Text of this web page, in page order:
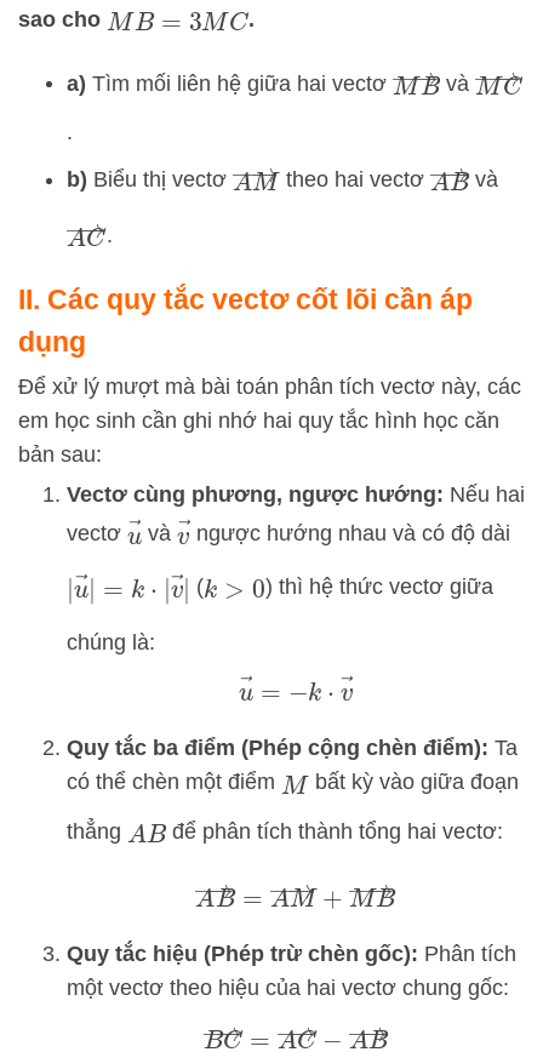
sao cho MB=3MC .
a) Tìm mối liên hệ giữa hai vectơ MB→
và MC→
.
b) Biểu thị vectơ AM→
theo hai vectơ AB→
và
AC→
.
II. Các quy tắc vectơ cốt lõi cần áp
dụng
Để xử lý mượt mà bài toán phân tích vectơ này, các
em học sinh cần ghi nhớ hai quy tắc hình học căn
bản sau:
Vectơ cùng phương, ngược hướng: Nếu hai
vectơ u →
vàv →
ngược hướng nhau và có độ dài
|u→| =k ⋅ |v→|
(k >0 ) thì hệ thức vectơ giữa
chúng là:
u→= −k⋅ v →
Quy tắc ba điểm (Phép cộng chèn điểm): Ta
có thể chèn một điểm M bất kỳ vào giữa đoạn
thẳng AB để phân tích thành tổng hai vectơ:
AB→=AM→+ MB→
Quy tắc hiệu (Phép trừ chèn gốc): Phân tích
một vectơ theo hiệu của hai vectơ chung gốc:
C→ =AC→− AB→